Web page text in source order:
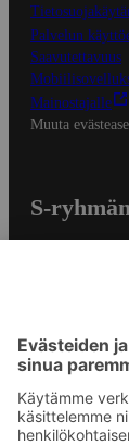
Palvelun
Saavutettavuus
Mainostajalle
Muuta
S-
S-ostoslista -
Prisma.fi
Sokos.fi
S-Pankki
Yhteishyvä